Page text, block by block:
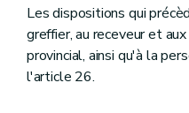
Les dispositions qui
greffier, au receveur et
provincial, ainsi qu'à la
l'article 26.